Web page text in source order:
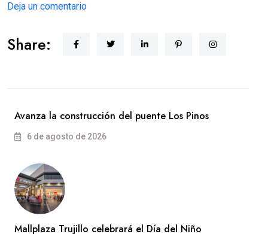
Deja un comentario
Share:
Avanza la construcción del puente Los Pinos
6 de agosto de 2026
Mallplaza Trujillo celebrará el Día del Niño